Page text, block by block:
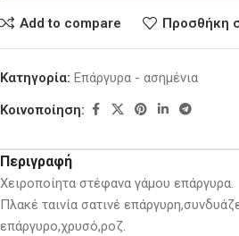
Add to compare Προσθήκη
Κατηγορία: Επάργυρα - ασημένια
Κοινοποίηση:
Περιγραφή
Χειροποίητα στέφανα γάμου επάργυρα.
Πλακέ ταινία σατινέ
επάργυρο,χρυσό,ροζ.